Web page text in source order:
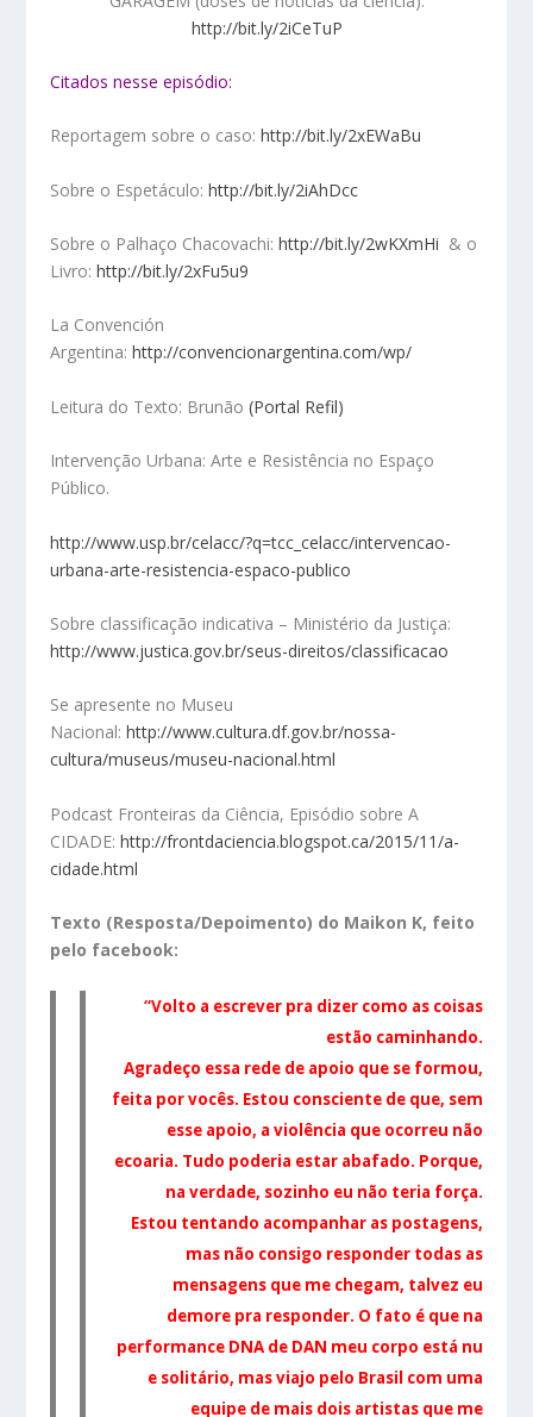
http://bit.ly/2iCeTuP
Citados nesse episódio:
Reportagem sobre o caso:http://bit.ly/2xEWaBu
Sobre o Espetáculo:http://bit.ly/2iAhDcc
Sobre o Palhaço Chacovachi:http://bit.ly/2wKXmHi & o
Livro:http://bit.ly/2xFu5u9
La Convención
Argentina:http://convencionargentina.com/wp/
Leitura do Texto: Brunão(Portal Refil)
Intervenção Urbana: Arte e Resistência no Espaço
Público.
http://www.usp.br/celacc/?q=tcc_celacc/intervencao-
urbana-arte-resistencia-espaco-publico
Sobre classificação indicativa – Ministério da Justiça:
http://www.justica.gov.br/seus-direitos/classificacao
Se apresente no Museu
Nacional:http://www.cultura.df.gov.br/nossa-
cultura/museus/museu-nacional.html
Podcast Fronteiras da Ciência, Episódio sobre A
CIDADE:http://frontdaciencia.blogspot.ca/2015/11/a-
cidade.html
Texto (Resposta/Depoimento) do Maikon K, feito
pelo facebook:
“Volto a escrever pra dizer como as coisas
estão caminhando.
Agradeço essa rede de apoio que se formou,
feita por vocês. Estou consciente de que, sem
esse apoio, a violência que ocorreu não
ecoaria. Tudo poderia estar abafado. Porque,
na verdade, sozinho eu não teria força.
Estou tentando acompanhar as postagens,
mas não consigo responder todas as
mensagens que me chegam, talvez eu
demore pra responder. O fato é que na
performance DNA de DAN meu corpo está nu
e solitário, mas viajo pelo Brasil com uma
equipe de mais dois artistas que me